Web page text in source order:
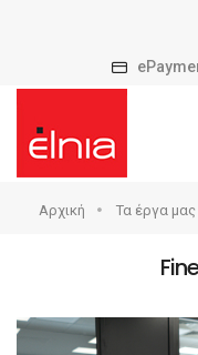
Αρχική Τα έργα μας